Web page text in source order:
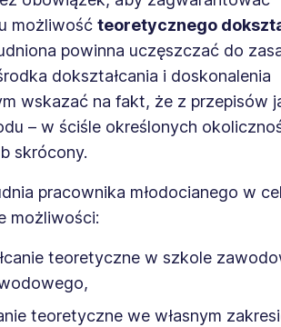
możliwość teoretycznego
powinna uczęszczać do
dokształcania i doskonalenia
wskazać na fakt, że z przepisów
– w ściśle określonych
skrócony.
pracownika młodocianego w
możliwości:
teoretyczne w szkole
teoretyczne we własnym